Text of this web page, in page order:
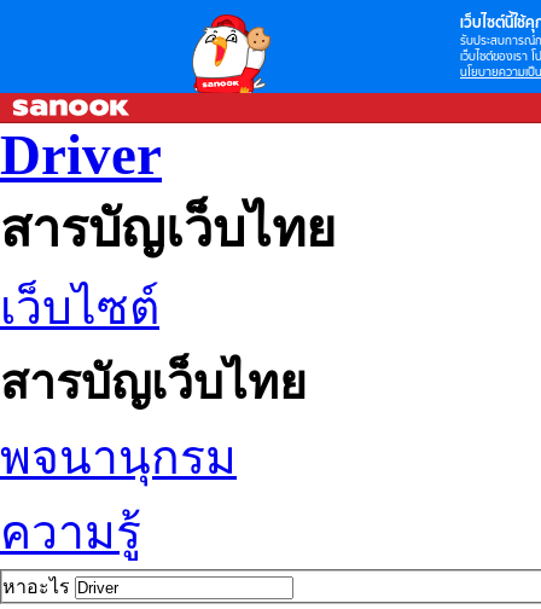
เว็บไซต์นี้ใช้คุ
รับประสบการณ์
เว็บไซต์ของเรา
นโยบายความเป็
Driver
สารบัญเว็บไทย
เว็บไซต์
สารบัญเว็บไทย
พจนานุกรม
ความรู้
หาอะไร